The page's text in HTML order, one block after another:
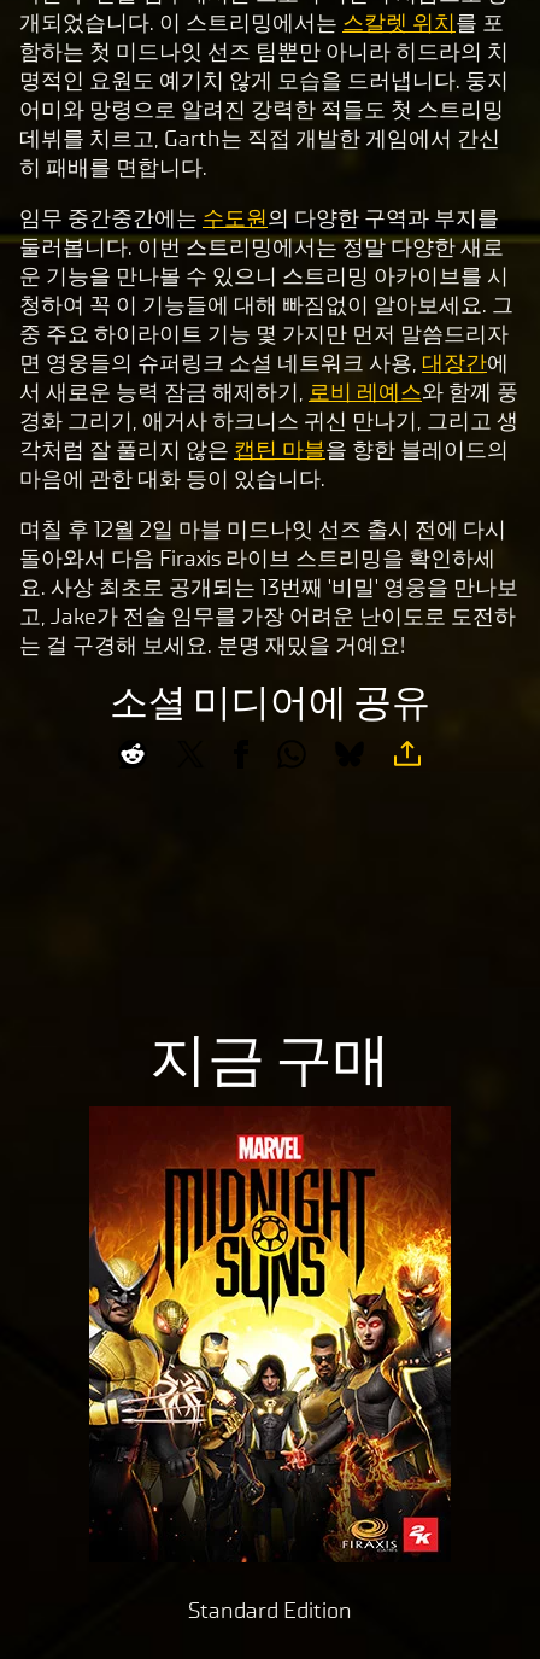
클
릭
하
면
Yo
uT
e
의
개
인
정
보
보
호
정
책
에
동
의
하
는
개되었습니다. 이 스트리밍에서는 스칼렛 위치를 포
함하는 첫 미드나잇 선즈 팀뿐만 아니라 히드라의 치
명적인 요원도 예기치 않게 모습을 드러냅니다. 둥지
어미와 망령으로 알려진 강력한 적들도 첫 스트리밍
데뷔를 치르고, Garth는 직접 개발한 게임에서 간신
히 패배를 면합니다.
임무 중간중간에는 수도원의 다양한 구역과 부지를
둘러봅니다. 이번 스트리밍에서는 정말 다양한 새로
운 기능을 만나볼 수 있으니 스트리밍 아카이브를 시
청하여 꼭 이 기능들에 대해 빠짐없이 알아보세요. 그
중 주요 하이라이트 기능 몇 가지만 먼저 말씀드리자
면 영웅들의 슈퍼링크 소셜 네트워크 사용, 대장간에
서 새로운 능력 잠금 해제하기, 로비 레예스와 함께 풍
경화 그리기, 애거사 하크니스 귀신 만나기, 그리고 생
각처럼 잘 풀리지 않은 캡틴 마블을 향한 블레이드의
마음에 관한 대화 등이 있습니다.
며칠 후 12월 2일 마블 미드나잇 선즈 출시 전에 다시
돌아와서 다음 Firaxis 라이브 스트리밍을 확인하세
요. 사상 최초로 공개되는 13번째 '비밀' 영웅을 만나보
고, Jake가 전술 임무를 가장 어려운 난이도로 도전하
는 걸 구경해 보세요. 분명 재밌을 거예요!
소셜 미디어에 공유
지금 구매
Standard Edition